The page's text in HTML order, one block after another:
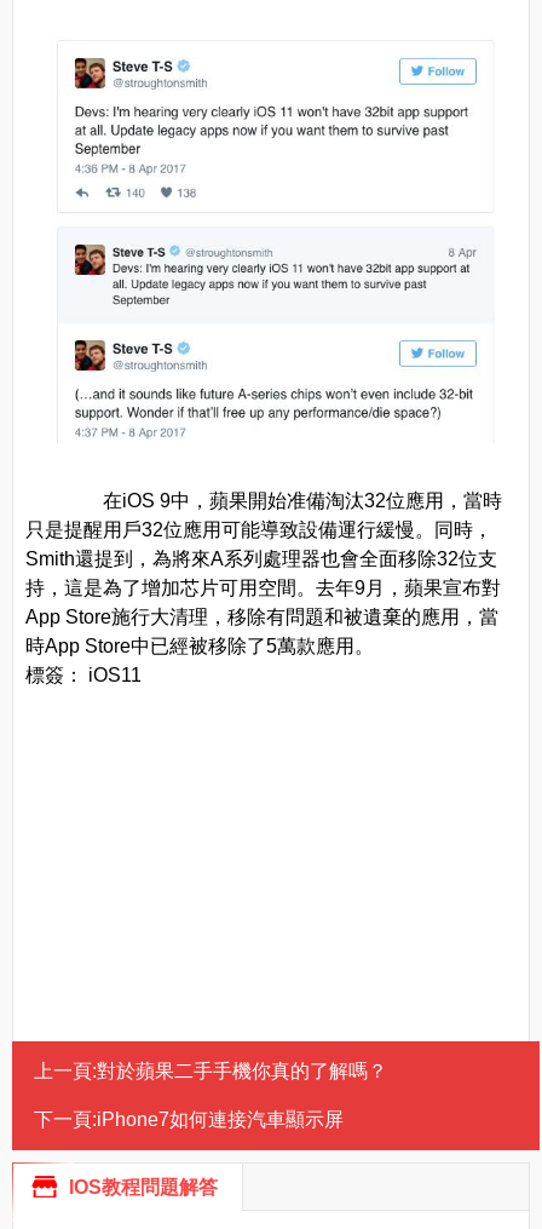
在iOS 9中，蘋果開始准備淘汰32位應用，當時
只是提醒用戶32位應用可能導致設備運行緩慢。同時，
Smith還提到，為將來A系列處理器也會全面移除32位支
持，這是為了增加芯片可用空間。去年9月，蘋果宣布對
App Store施行大清理，移除有問題和被遺棄的應用，當
時App Store中已經被移除了5萬款應用。
標簽： iOS11
上一頁:對於蘋果二手手機你真的了解嗎？
下一頁:iPhone7如何連接汽車顯示屏
IOS教程問題解答